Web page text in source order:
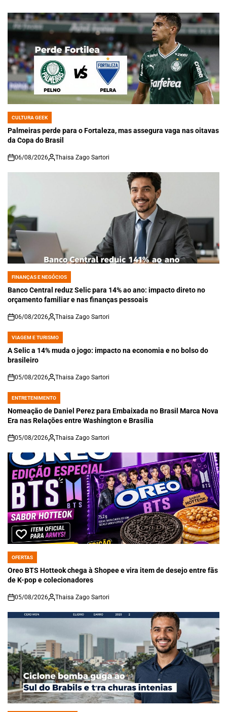
POSTED
IN
CULTURA GEEK
Palmeiras perde para o Fortaleza, mas assegura vaga nas oitavas
da Copa do Brasil
on
06/08/2026 Thaisa Zago Sartori
POSTED
IN
FINANÇAS E NEGÓCIOS
Banco Central reduz Selic para 14% ao ano: impacto direto no
orçamento familiar e nas finanças pessoais
on
06/08/2026 Thaisa Zago Sartori
POSTED
IN
VIAGEM E TURISMO
A Selic a 14% muda o jogo: impacto na economia e no bolso do
brasileiro
on
05/08/2026 Thaisa Zago Sartori
POSTED
IN
ENTRETENIMENTO
Nomeação de Daniel Perez para Embaixada no Brasil Marca Nova
Era nas Relações entre Washington e Brasília
on
05/08/2026 Thaisa Zago Sartori
POSTED
IN
OFERTAS
Oreo BTS Hotteok chega à Shopee e vira item de desejo entre fãs
de K-pop e colecionadores
on
05/08/2026 Thaisa Zago Sartori